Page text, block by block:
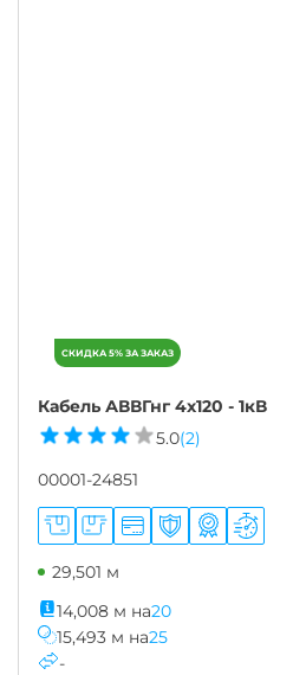
Кабель АВВГнг 4х120 - 1кВ
5.0(2)
00001-24851
29,501 м
14,008 м на20
15,493 м на25
-